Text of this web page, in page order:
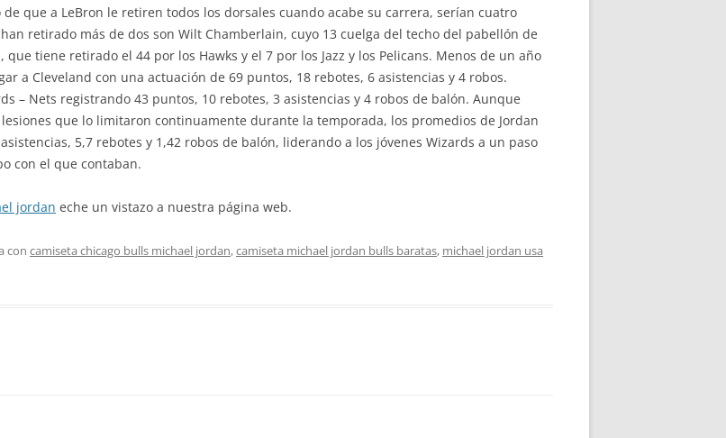
que a LeBron le retiren todos los dorsales cuando acabe su carrera, serían cuatro
retirado más de dos son Wilt Chamberlain, cuyo 13 cuelga del techo del pabellón de
que tiene retirado el 44 por los Hawks y el 7 por los Jazz y los Pelicans. Menos de un año
a Cleveland con una actuación de 69 puntos, 18 rebotes, 6 asistencias y 4 robos.
– Nets registrando 43 puntos, 10 rebotes, 3 asistencias y 4 robos de balón. Aunque
que lo limitaron continuamente durante la temporada, los promedios de Jordan
5,7 rebotes y 1,42 robos de balón, liderando a los jóvenes Wizards a un paso
con el que contaban.
jordan eche un vistazo a nuestra página web.
con camiseta chicago bulls michael jordan,camiseta michael jordan bulls baratas, michael jordan usa